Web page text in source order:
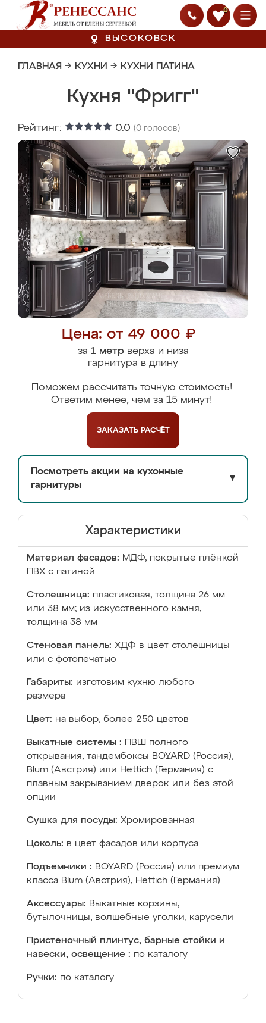
0
ВЫСОКОВСК
ГЛАВНАЯ → КУХНИ → КУХНИ ПАТИНА
Кухня "Фригг"
Рейтинг: 0.0 (0 голосов)
Цена: от 49 000 ₽
за 1 метрверха и низа
гарнитура в длину
Поможем рассчитать точную стоимость!
Ответим менее, чем за 15 минут!
ЗАКАЗАТЬ РАСЧЁТ
Посмотреть акции на кухонные
гарнитуры
▼
Характеристики
Материал фасадов: МДФ, покрытые плёнкой
ПВХ с патиной
Столешница: пластиковая, толщина 26 мм
или 38 мм; из искусственного камня,
толщина 38 мм
Стеновая панель: ХДФ в цвет столешницы
или с фотопечатью
Габариты: изготовим кухню любого
размера
Цвет: на выбор, более 250 цветов
Выкатные системы :
ПВШ полного
открывания, тандембоксы BOYARD (Россия),
Blum (Австрия) или Hettich (Германия) с
плавным закрыванием дверок или без этой
опции
Сушка для посуды: Хромированная
Цоколь: в цвет фасадов или корпуса
Подъемники : BOYARD (Россия) или премиум
класса Blum (Австрия), Hettich (Германия)
Аксессуары: Выкатные корзины,
бутылочницы, волшебные уголки, карусели
Пристеночный плинтус, барные стойки и
навески, освещение : по каталогу
Ручки: по каталогу